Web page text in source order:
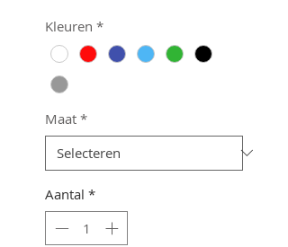
Kleuren *
Maat *
Aantal *